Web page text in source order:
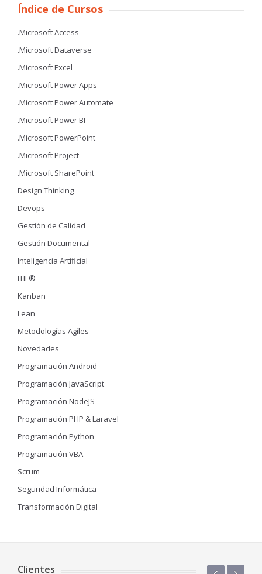
Índice de Cursos
.Microsoft Access
.Microsoft Dataverse
.Microsoft Excel
.Microsoft Power Apps
.Microsoft Power Automate
.Microsoft Power BI
.Microsoft PowerPoint
.Microsoft Project
.Microsoft SharePoint
Design Thinking
Devops
Gestión de Calidad
Gestión Documental
Inteligencia Artificial
ITIL®
Kanban
Lean
Metodologías Agíles
Novedades
Programación Android
Programación JavaScript
Programación NodeJS
Programación PHP & Laravel
Programación Python
Programación VBA
Scrum
Seguridad Informática
Transformación Digital
Clientes